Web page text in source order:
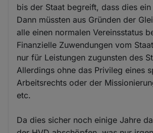
bis der Staat begreift, dass dies
Dann müssten aus Gründen der
alle einen normalen Vereinsstatus
Finanzielle Zuwendungen vom
nur für Leistungen zugunsten des
Allerdings ohne das Privileg eines
Arbeitsrechts oder der
etc.
Da dies sicher noch einige Jahre